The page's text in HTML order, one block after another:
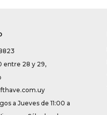
entre 28 y 29,
a Jueves de 11:00 a